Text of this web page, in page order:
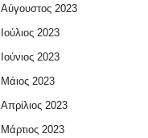
Αύγουστος 2023
Ιούλιος 2023
Ιούνιος 2023
Μάιος 2023
Απρίλιος 2023
Μάρτιος 2023